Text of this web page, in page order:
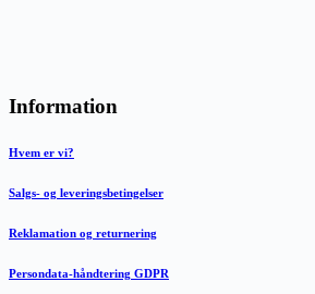
Information
Hvem er vi?
Salgs- og leveringsbetingelser
Reklamation og returnering
Persondata-håndtering GDPR